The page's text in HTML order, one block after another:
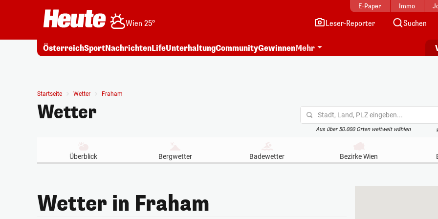
E-Paper Immo
Wien 25° Leser-Reporter Suchen
ÖsterreichSportNachrichtenLifeUnterhaltungCommunityGewinnenMehr
Wetter
Startseite Wetter Fraham
Stadt, Land, PLZ eingeben...
Aus über 50.000 Orten weltweit wählen
Überblick Bergwetter Badewetter Bezirke Wien
Wetter in Fraham